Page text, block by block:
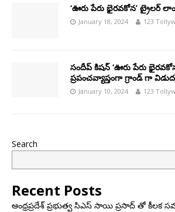
‘ఊరు పేరు భైరవకోన’ ట్రైలర్
January 18, 2024 123
సందీప్ కిషన్ ‘ఊరు పేరు
ప్రపంచవ్యాప్తంగా గ్రాండ్ గా
January 10, 2024 123
Search
Recent Posts
ఆంధ్రప్రదేశ్ ప్రభుత్వ సిఎస్ సాయి ప్రసాద్ తో కీలక